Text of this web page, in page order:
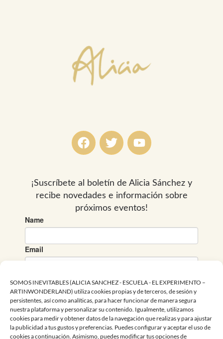
SOMOS INEVITABLES (ALICIA SANCHEZ - ESCUELA - EL EXPERIMENTO –
ARTINWONDERLAND) utiliza cookies propias y de terceros, de sesión y
persistentes, así como analíticas, para hacer funcionar de manera segura
nuestra plataforma y personalizar su contenido. Igualmente, utilizamos
cookies para medir y obtener datos de la navegación que realizas y para ajustar
la publicidad a tus gustos y preferencias. Puedes configurar y aceptar el uso de
cookies a continuación. Asimismo, puedes modificar tus opciones de
F
a
b
o
o
T
w
t
e
r
Y
o
u
b
e